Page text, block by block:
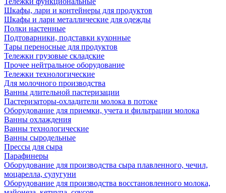
Шкафы, лари и контейнеры для продуктов
Шкафы и лари металлические для одежды
Полки настенные
Подтоварники, подставки кухонные
Тары переносные для продуктов
Тележки грузовые складские
Прочее нейтральное оборудование
Тележки технологические
Для молочного производства
Ванны длительной пастеризации
Пастеризаторы-охладители молока в потоке
Оборудование для приемки, учета и фильтрации молока
Ванны охлаждения
Ванны технологические
Ванны сыродельные
Прессы для сыра
Парафинеры
Оборудование для производства сыра плавленного, чечил,
моцарелла, сулугуни
Оборудование для производства восстановленного молока,